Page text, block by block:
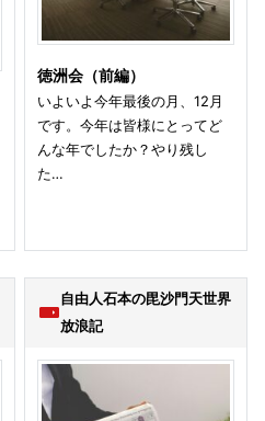
徳洲会（前編）
いよいよ今年最後の月、12月
です。今年は皆様にとってど
んな年でしたか？やり残し
た…
自由人石本の毘沙門天世界
放浪記